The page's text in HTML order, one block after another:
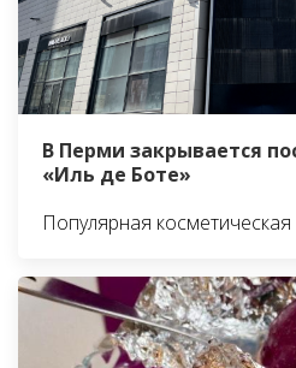
В Перми закрывается
«Иль де Боте»
Популярная